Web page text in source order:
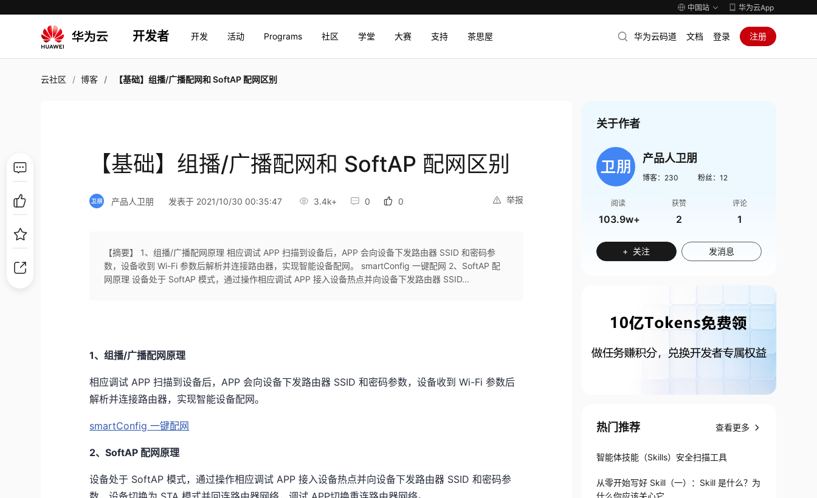
中国站 华为云App
开发者 开发 活动 Programs 社区 学堂 大赛 支持 茶思屋 华为云码道 文档 登录 注册
云社区 博客 【基础】组播/广播配网和 SoftAP 配网区别
【基础】组播/广播配网和 SoftAP 配网区别
举报
产品人卫朋 发表于 2021/10/30 00:35:47 3.4k+ 0 0
【摘要】 1、组播/广播配网原理 相应调试 APP 扫描到设备后，APP 会向设备下发路由器 SSID 和密码参
数，设备收到 Wi-Fi 参数后解析并连接路由器，实现智能设备配网。 smartConfig 一键配网 2、SoftAP 配
网原理 设备处于 SoftAP 模式，通过操作相应调试 APP 接入设备热点并向设备下发路由器 SSID...
1、组播/广播配网原理
相应调试 APP 扫描到设备后，APP 会向设备下发路由器 SSID 和密码参数，设备收到 Wi-Fi 参数后
解析并连接路由器，实现智能设备配网。
smartConfig 一键配网
2、SoftAP 配网原理
设备处于 SoftAP 模式，通过操作相应调试 APP 接入设备热点并向设备下发路由器 SSID 和密码参
关于作者
产品人卫朋
博客： 230 粉丝： 12
阅读
103.9w+
获赞
2
评论
1
+ 关注 发消息
热门推荐 查看更多
智能体技能（Skills）安全扫描工具
从零开始写好 Skill（一）：Skill 是什么？为
什么你应该关心它